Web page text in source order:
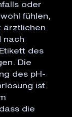
oder
fühlen,
ärztlichen
nach
des
Die
des pH-
ist
die